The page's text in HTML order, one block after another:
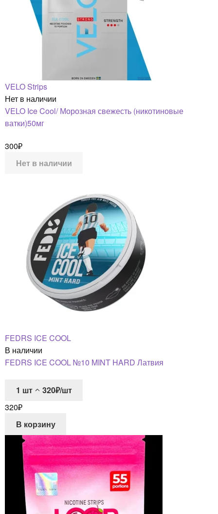
VELO Strips
Нет в наличии
VELO Ice Cool/ Морозная свежесть (никотиновые
ватки)50мг
300₽
Нет в наличии
FEDRS ICE COOL
В наличии
FEDRS ICE COOL №10 MINT HARD Латвия
1 шт
320₽/шт
320₽
В корзину